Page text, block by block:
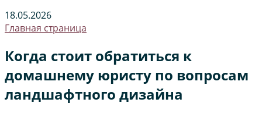
18.05.2026
Главная страница
Когда стоит обратиться к
домашнему юристу по вопросам
ландшафтного дизайна